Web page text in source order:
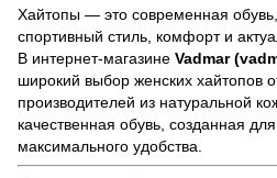
Хайтопы — это современная обувь,
спортивный стиль, комфорт и
В интернет-магазине Vadmar
широкий выбор женских хайтопов
производителей из натуральной
качественная обувь, созданная
максимального удобства.